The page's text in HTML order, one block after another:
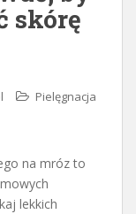
skórę
Pielęgnacja
na mróz to
lekkich